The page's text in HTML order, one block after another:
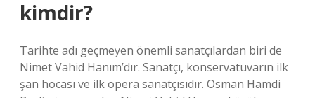
kimdir?
Tarihte adı geçmeyen önemli sanatçılardan biri de
Nimet Vahid Hanım’dır. Sanatçı, konservatuvarın ilk
şan hocası ve ilk opera sanatçısıdır. Osman Hamdi